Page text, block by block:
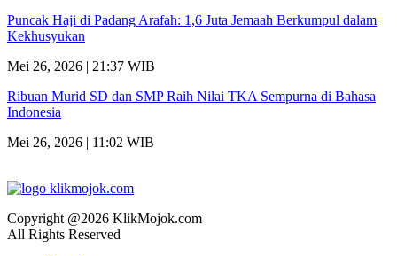
Puncak Haji di Padang Arafah: 1,6 Juta Jemaah Berkumpul dalam
Kekhusyukan
Mei 26, 2026 | 21:37 WIB
Ribuan Murid SD dan SMP Raih Nilai TKA Sempurna di Bahasa
Indonesia
Mei 26, 2026 | 11:02 WIB
Copyright @2026 KlikMojok.com
All Rights Reserved